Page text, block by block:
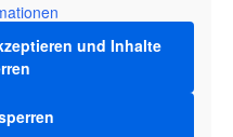
und Inhalte